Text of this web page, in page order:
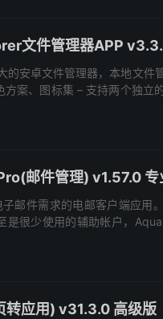
文件管理器APP
安卓文件管理器，本地文件
案、图标集 – 支持两个独立
邮件管理) v1.57.0 专
邮件需求的电邮客户端应用
很少使用的辅助帐户，Aqua
应用) v31.3.0 高级版